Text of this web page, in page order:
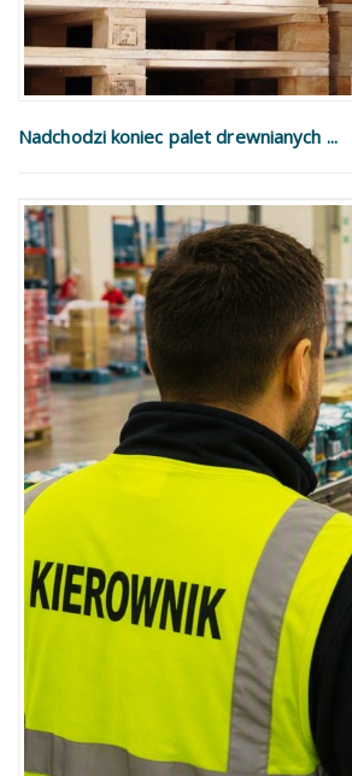
Nadchodzi koniec palet drewnianych ...